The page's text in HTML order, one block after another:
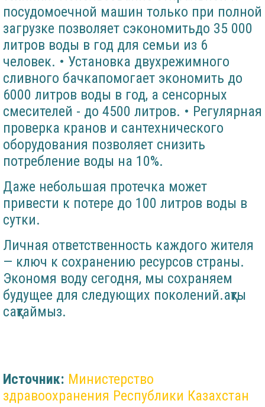
посудомоечной машин только при полной
загрузке позволяет сэкономитьдо 35 000
литров воды в год для семьи из 6
человек. • Установка двухрежимного
сливного бачкапомогает экономить до
6000 литров воды в год, а сенсорных
смесителей - до 4500 литров. • Регулярная
проверка кранов и сантехнического
оборудования позволяет снизить
потребление воды на 10%.
Даже небольшая протечка может
привести к потере до 100 литров воды в
сутки.
Личная ответственность каждого жителя
— ключ к сохранению ресурсов страны.
Экономя воду сегодня, мы сохраняем
будущее для следующих поколений.ақты
сақтаймыз.
Источник: Министерство
здравоохранения Республики Казахстан